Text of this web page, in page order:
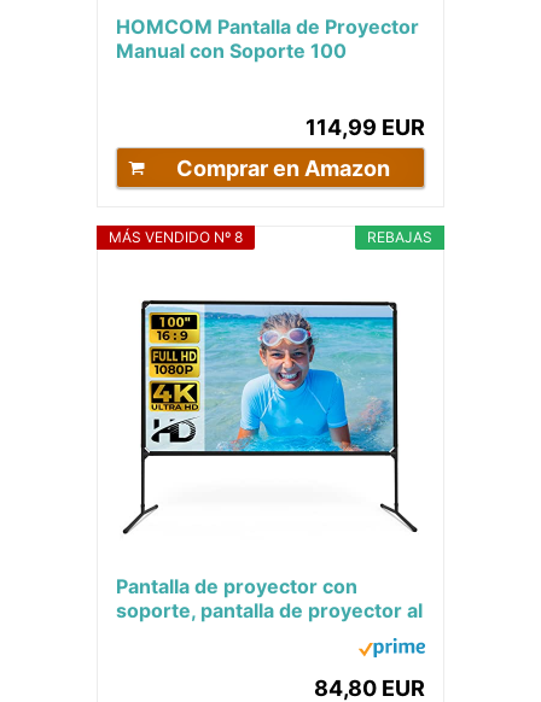
HOMCOM Pantalla de Proyector
Manual con Soporte 100
114,99 EUR
Comprar en Amazon
REBAJAS
MÁS VENDIDO Nº 8
Pantalla de proyector con
soporte, pantalla de proyector al
84,80 EUR